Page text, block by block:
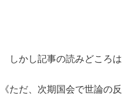
しかし記事の読みどころは
《ただ、次期国会で世論の